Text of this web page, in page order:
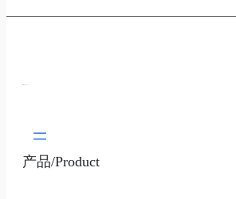
产品/Product